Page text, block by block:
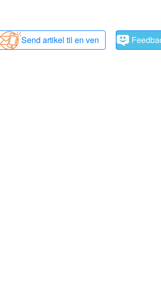
Send artikel til en ven